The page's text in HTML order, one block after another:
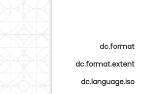
dc.format
dc.format.extent
dc.language.iso